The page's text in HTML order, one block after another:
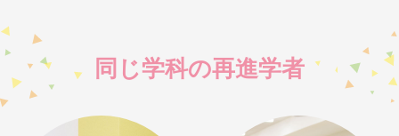
同じ学科の再進学者